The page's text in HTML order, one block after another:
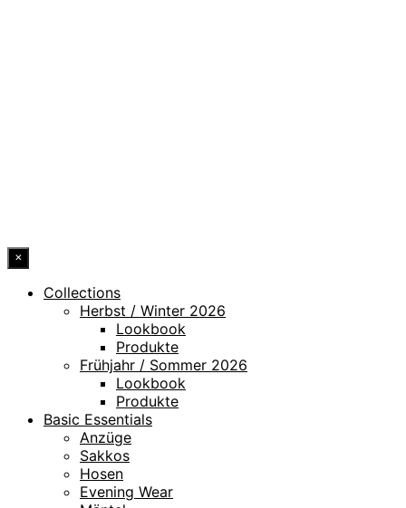
×
Collections
Herbst / Winter 2026
Lookbook
Produkte
Frühjahr / Sommer 2026
Lookbook
Produkte
Basic Essentials
Anzüge
Sakkos
Hosen
Evening Wear